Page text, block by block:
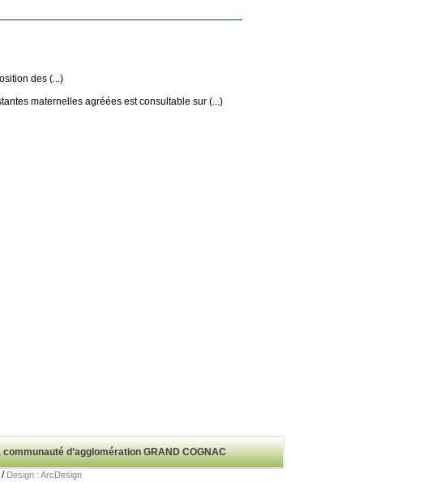
des (...)
maternelles agréées est consultable sur (...)
d’agglomération GRAND COGNAC
/ Design : ArcDesign